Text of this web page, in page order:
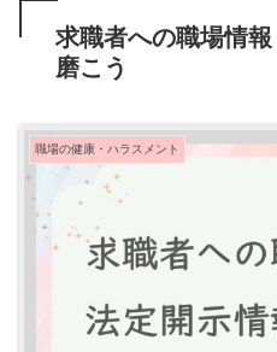
求職者への職場情
磨こう
職場の健康・ハラスメント